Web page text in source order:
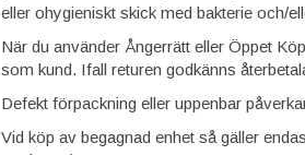
eller ohygieniskt skick med bakterie och/
När du använder Ångerrätt eller Öppet
som kund. Ifall returen godkänns
Defekt förpackning eller uppenbar
Vid köp av begagnad enhet så gäller